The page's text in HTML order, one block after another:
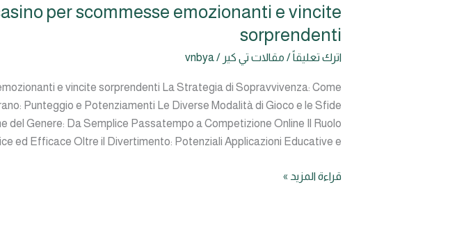
per scommesse emozionanti e vincite
sorprendenti
اترك تعليقاً/ مقالات تي كير /
vnbya
e vincite sorprendenti La Strategia di Sopravvivenza: Come
Punteggio e Potenziamenti Le Diverse Modalità di Gioco e le Sfide
Genere: Da Semplice Passatempo a Competizione Online Il Ruolo
ed Efficace Oltre il Divertimento: Potenziali Applicazioni Educative e
Curiosa
avventura
attorno
a
chicken
road
casino
emozionanti
قراءة المزيد »